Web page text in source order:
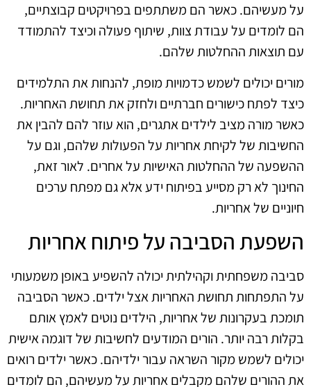
על מעשיהם. כאשר הם משתתפים בפרויקטים קבוצתיים,
הם לומדים על עבודת צוות, שיתוף פעולה וכיצד להתמודד
עם תוצאות ההחלטות שלהם.
מורים יכולים לשמש כדמויות מופת, להנחות את התלמידים
כיצד לפתח כישורים חברתיים ולחזק את תחושת האחריות.
כאשר מורה מציב לילדים אתגרים, הוא עוזר להם להבין את
החשיבות של לקיחת אחריות על הפעולות שלהם, וגם על
ההשפעה של ההחלטות האישיות על אחרים. לאור זאת,
החינוך לא רק מסייע בפיתוח ידע אלא גם מפתח ערכים
חיוניים של אחריות.
השפעת הסביבה על פיתוח אחריות
סביבה משפחתית וקהילתית יכולה להשפיע באופן משמעותי
על התפתחות תחושת האחריות אצל ילדים. כאשר הסביבה
תומכת בעקרונות של אחריות, הילדים נוטים לאמץ אותם
בקלות רבה יותר. הורים המודעים לחשיבות של דוגמה אישית
יכולים לשמש מקור השראה עבור ילדיהם. כאשר ילדים רואים
את ההורים שלהם מקבלים אחריות על מעשיהם, הם לומדים